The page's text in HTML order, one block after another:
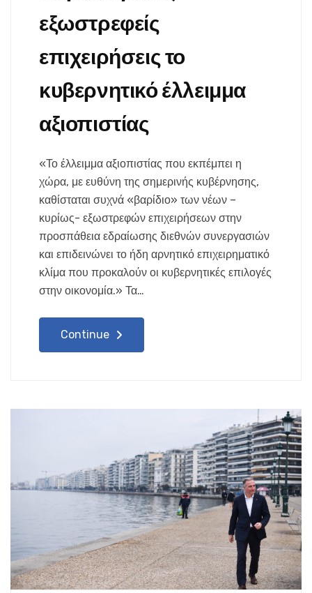
εξωστρεφείς
επιχειρήσεις το
κυβερνητικό έλλειμμα
αξιοπιστίας
«Το έλλειμμα αξιοπιστίας που εκπέμπει η
χώρα, με ευθύνη της σημερινής κυβέρνησης,
καθίσταται συχνά «βαρίδιο» των νέων –
κυρίως- εξωστρεφών επιχειρήσεων στην
προσπάθεια εδραίωσης διεθνών συνεργασιών
και επιδεινώνει το ήδη αρνητικό επιχειρηματικό
κλίμα που προκαλούν οι κυβερνητικές επιλογές
στην οικονομία.» Τα…
Continue